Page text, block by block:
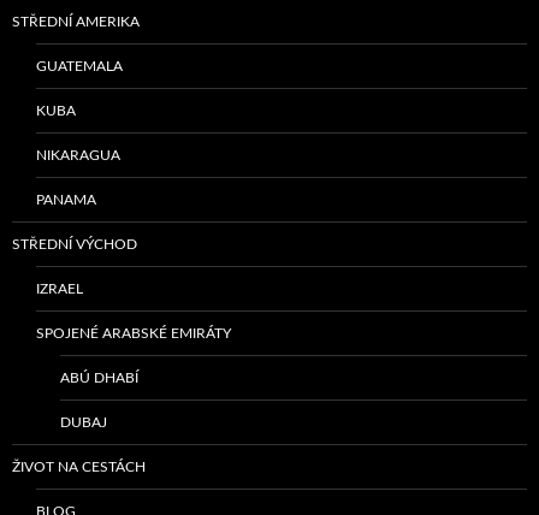
STŘEDNÍ AMERIKA
GUATEMALA
KUBA
NIKARAGUA
PANAMA
STŘEDNÍ VÝCHOD
IZRAEL
SPOJENÉ ARABSKÉ EMIRÁTY
ABÚ DHABÍ
DUBAJ
ŽIVOT NA CESTÁCH
BLOG